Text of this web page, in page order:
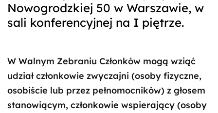
Nowogrodzkiej 50 w Warszawie, w
sali konferencyjnej na I piętrze.
W Walnym Zebraniu Członków mogą wziąć
udział członkowie zwyczajni (osoby fizyczne,
osobiście lub przez pełnomocników) z głosem
stanowiącym, członkowie wspierający (osoby